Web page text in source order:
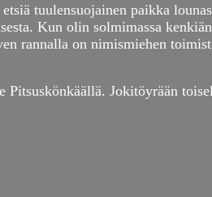
tuulensuojainen paikka
Kun olin solmimassa
rannalla on nimismiehen
Jokitöyrään